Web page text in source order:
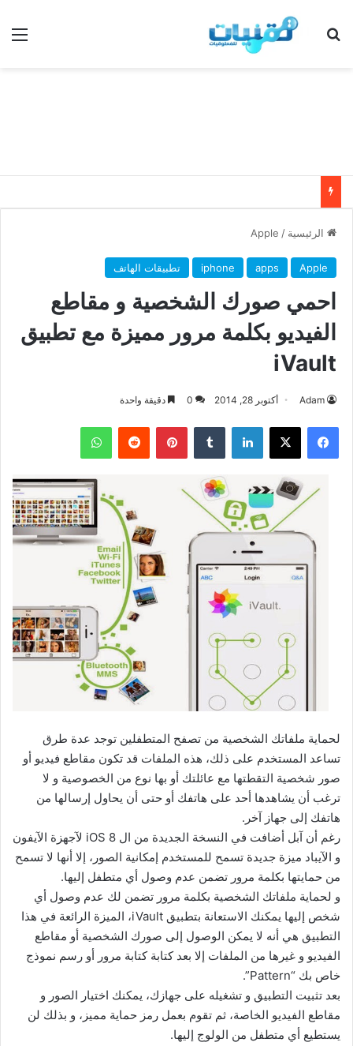
بحث عن
الرئيسية /
Apple
Apple
apps
iphone تطبيقات الهاتف
احمي صورك الشخصية و مقاطع
الفيديو بكلمة مرور مميزة مع تطبيق
iVault
Adam أكتوبر 28, 2014 0 دقيقة واحدة
فيسبوك ‫X لينكدإن بينتيريست واتساب
لحماية ملفاتك الشخصية من تصفح المتطفلين توجد عدة طرق
تساعد المستخدم على ذلك، هذه الملفات قد تكون مقاطع فيديو أو
صور شخصية التقطتها مع عائلتك أو بها نوع من الخصوصية و لا
ترغب أن يشاهدها أحد على هاتفك أو حتى أن يحاول إرسالها من
هاتفك إلى جهاز آخر.
رغم أن آبل أضافت في النسخة الجديدة من ال iOS 8 لآجهزة الآيفون
و الآيباد ميزة جديدة تسمح للمستخدم إمكانية الصور، إلا أنها لا تسمح
من حمايتها بكلمة مرور تضمن عدم وصول أي متطفل إليها.
و لحماية ملفاتك الشخصية بكلمة مرور تضمن لك عدم وصول أي
شخص إليها يمكنك الاستعانة بتطبيق iVault، الميزة الرائعة في هذا
التطبيق هي أنه لا يمكن الوصول إلى صورك الشخصية أو مقاطع
الفيديو و غيرها من الملفات إلا بعد كتابة كتابة مرور أو رسم نموذج
خاص بك “Pattern”.
بعد تثبيت التطبيق و تشغيله على جهازك، يمكنك اختيار الصور و
مقاطع الفيديو الخاصة، ثم تقوم بعمل رمز حماية مميز، و بذلك لن
يستطيع أي متطفل من الولوج إليها.